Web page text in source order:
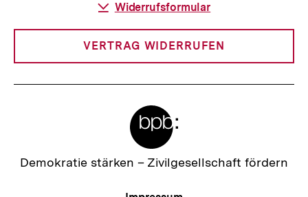
Download-
Widerrufsformular
VERTRAG WIDERRUFEN
Zur
Demokratie stärken – Zivilgesellschaft fördern